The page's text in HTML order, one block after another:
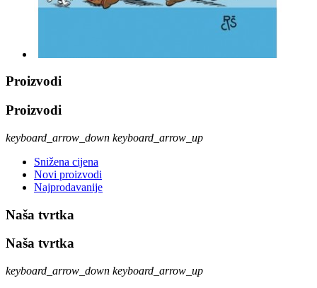
Proizvodi
Proizvodi
keyboard_arrow_down keyboard_arrow_up
Snižena cijena
Novi proizvodi
Najprodavanije
Naša tvrtka
Naša tvrtka
keyboard_arrow_down keyboard_arrow_up